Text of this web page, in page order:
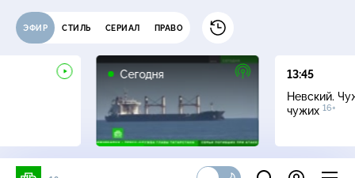
ЭФИР СТИЛЬ СЕРИАЛ ПРАВО
Сегодня
13:45
Невский.
чужих 16+